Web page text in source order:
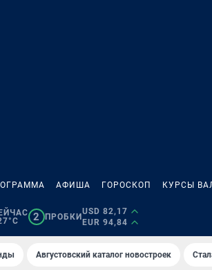
АФИША ГОРОСКОП КУРСЫ
2 ПРОБКИ
USD 82,17
EUR 94,84
Августовский каталог новостроек